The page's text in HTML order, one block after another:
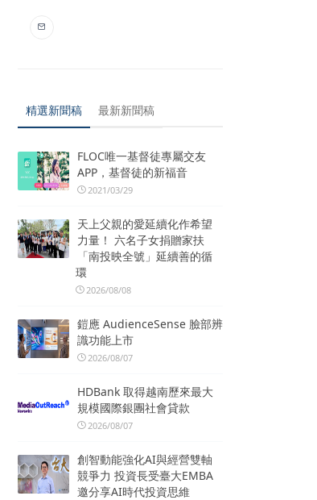
精選新聞稿 最新新聞稿
FLOC唯一基督徒專屬交友
APP，基督徒的新福音
2021/03/29
天上父親的愛延續化作希望
力量！ 六名子女捐贈家扶
「南投映全號」延續善的循
環
2026/08/08
鎧應 AudienceSense 臉部辨
識功能上市
2026/08/07
HDBank 取得越南歷來最大
規模國際銀團社會貸款
2026/08/07
創智動能強化AI與經營雙軸
競爭力 投資長受臺大EMBA
邀分享AI時代投資思維